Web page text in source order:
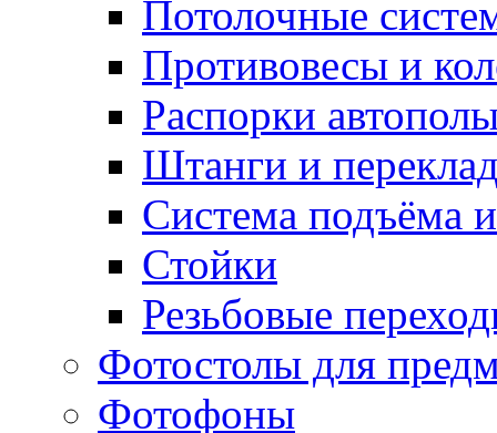
Потолочные
Противовесы и
Распорки
Штанги и
Система подъёма
Стойки
Резьбовые
Фотостолы для
Фотофоны